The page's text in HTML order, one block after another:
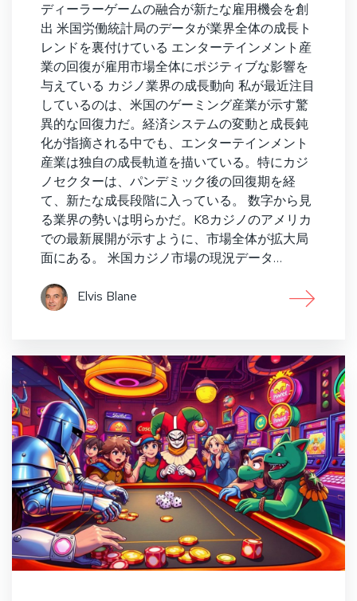
ディーラーゲームの融合が新たな雇用機会を創
出 米国労働統計局のデータが業界全体の成長ト
レンドを裏付けている エンターテインメント産
業の回復が雇用市場全体にポジティブな影響を
与えている カジノ業界の成長動向 私が最近注目
しているのは、米国のゲーミング産業が示す驚
異的な回復力だ。経済システムの変動と成長鈍
化が指摘される中でも、エンターテインメント
産業は独自の成長軌道を描いている。特にカジ
ノセクターは、パンデミック後の回復期を経
て、新たな成長段階に入っている。 数字から見
る業界の勢いは明らかだ。K8カジノのアメリカ
での最新展開が示すように、市場全体が拡大局
面にある。 米国カジノ市場の現況データ…
Elvis Blane